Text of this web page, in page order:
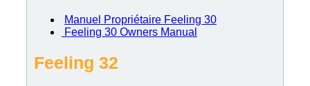
Manuel Propriétaire Feeling 30
Feeling 30 Owners Manual
Feeling 32